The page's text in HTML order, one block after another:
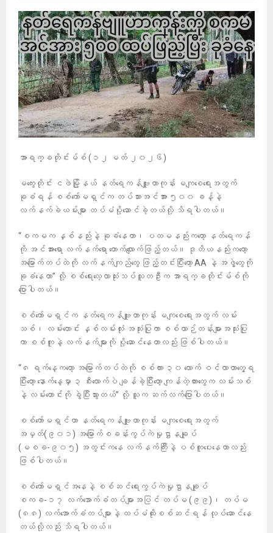
အာရက္ခတိုင်းမ်စ် (၁၂ ‎မတ် ၂၀၂၆)
မကွေးတိုင်း ငဖဲမြို့နယ် နတ်ရေကန်ဗျူဟာကုန်း မကျစေရေးအတွက်
ခုခံရန် စစ်ကော်မရှင်က တပ်သားအင်အား ၅၀၀ ခန့်နဲ့
လက်နက်ခဲယမ်းများ ထပ်မံပို့ဆောင်ခဲ့တယ်လို့ သိရပါတယ်။
“စကမက နှစ်နည်းနဲ့ ခုခံနေတာ၊ ပထမနည်းကတော့ နတ်ရေကန်
ကို အင်အားရော လက်နက်ရော တောက်လျောက်ဖြည့်တယ်။ ဒုတိယနည်းကတော့
အမြောက်တပ်ထဲကို လက်နက်ကျည်တွေ ဖြည့်တင်းပြီးတော့ AA နဲ့ အဖွဲ့တွေကို
ခုခံနေတာ” လို့ စစ်ရေးလေ့လာသုံးသပ်သူတဦးက အာရက္ခတိုင်းမ်စ်ကို
ပြောပါတယ်။
စစ်ကော်မရှင်က နတ်ရေကန်ဗျူဟာကုန်း မကျစေရေးအတွက် လမ်း
သစ်၊ လမ်းဟောင်း နှစ်လမ်းလုံး အသုံးပြုကာ စစ်ယာဉ်တန်းများအသုံးပြု
ကာ စစ်ကူနဲ့ လက်နက်များကို ပို့ဆောင်နေတာလည်း ဖြစ်ပါတယ်။
“၈ ရက်နေ့ကတော့ အမြောက်တပ်ထဲကို စစ်ကား ၃၀ လောက် ဝင်လာတာတွေ့ရ
ပြီးတော့ နောက်နေ့မှာ ၃ စီးလောက်ပဲ ချန်ခဲ့ပြီးတော့ ကျန်တဲ့ကားတွေက လမ်းသစ်
နဲ့ လမ်းဟောင်းကို ခွဲပြီးသွားတယ်” လို့ သူက ဆက်လက်ပြောပါတယ်။
စစ်ကော်မရှင်ဟာ နတ်ရေကန်ဗျူဟာကုန်း မကျစေရေးအတွက်
အမှတ်(၉၀၁) အမြောက်စခန်းကွပ်ကဲမှုဌာနချုပ်
(မစခ-၉၀၅) အတွင်းကနေ လက်နက်ကြီးနဲ့ ပစ်ကူပေးနေတာလည်း
ဖြစ်ပါတယ်။
‎စစ်‌ကော်မရှင်အနေနဲ့ စစ်ဆင်ရေးကွပ်ကဲမှုဌာနချုပ်
စကခ-၁၇ လက်အောက်ခံတပ်များအပြင် တပ်မ (၉၉)၊ တပ်မ
(၈၈) လက်အောက်ခံတပ်များနဲ့ ထပ်မံထိုးစစ်ဆင်ရန် လုပ်ဆောင်နေ
တယ်လို့လည်း သိရပါတယ်။